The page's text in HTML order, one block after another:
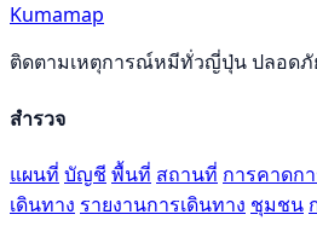
Kumamap
ติดตามเหตุการณ์หมีทั่วญี่ปุ่น ปลอดภั
สำรวจ
แผนที่ บัญชี พื้นที่ สถานที่ การคาดก
เดินทาง รายงานการเดินทาง ชุมชน